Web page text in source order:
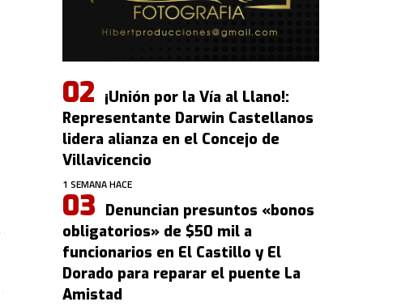
¡Unión por la Vía al Llano!:
Representante Darwin Castellanos
lidera alianza en el Concejo de
Villavicencio
1 SEMANA HACE
Denuncian presuntos «bonos
obligatorios» de $50 mil a
funcionarios en El Castillo y El
Dorado para reparar el puente La
Amistad